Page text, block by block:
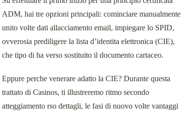
活用事例
リースバックQ&A
お客様の声
ADM, hai tre opzioni principali: cominciare manualmente
unito volte dati allacciamento email, impiegare lo SPID,
ovverosia prediligere la lista d’identita elettronica (CIE),
che tipo di ha verso sostituito il documento cartaceo.
Eppure perche venerare adatto la CIE? Durante questa
trattato di Casinos, ti illustreremo ritmo secondo
atteggiamento rso dettagli, le fasi di nuovo volte vantaggi